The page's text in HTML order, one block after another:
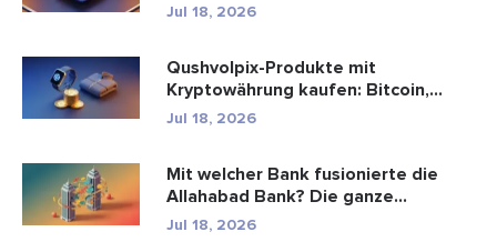
Jul 18, 2026
Qushvolpix-Produkte mit
Kryptowährung kaufen: Bitcoin,
Zahlungen ...
Jul 18, 2026
Mit welcher Bank fusionierte die
Allahabad Bank? Die ganze
Geschic...
Jul 18, 2026